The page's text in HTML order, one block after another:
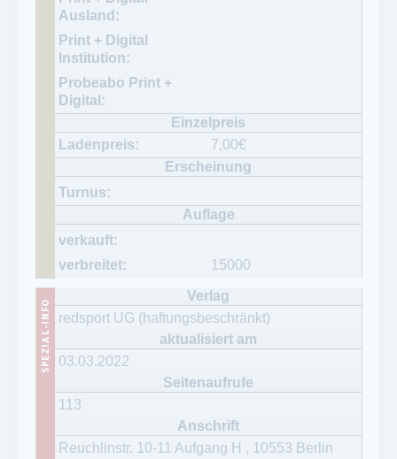
7,00€
15000
redsport UG (haftungsbeschränkt)
03.03.2022
113
Reuchlinstr. 10-11 Aufgang H , 10553 Berlin